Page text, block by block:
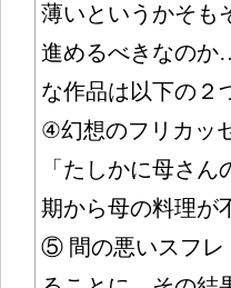
薄いというかそも
進めるべきなのか
な作品は以下の２
④幻想のフリカッ
「たしかに母さ
期から母の料理が
⑤ 間の悪いスフレ